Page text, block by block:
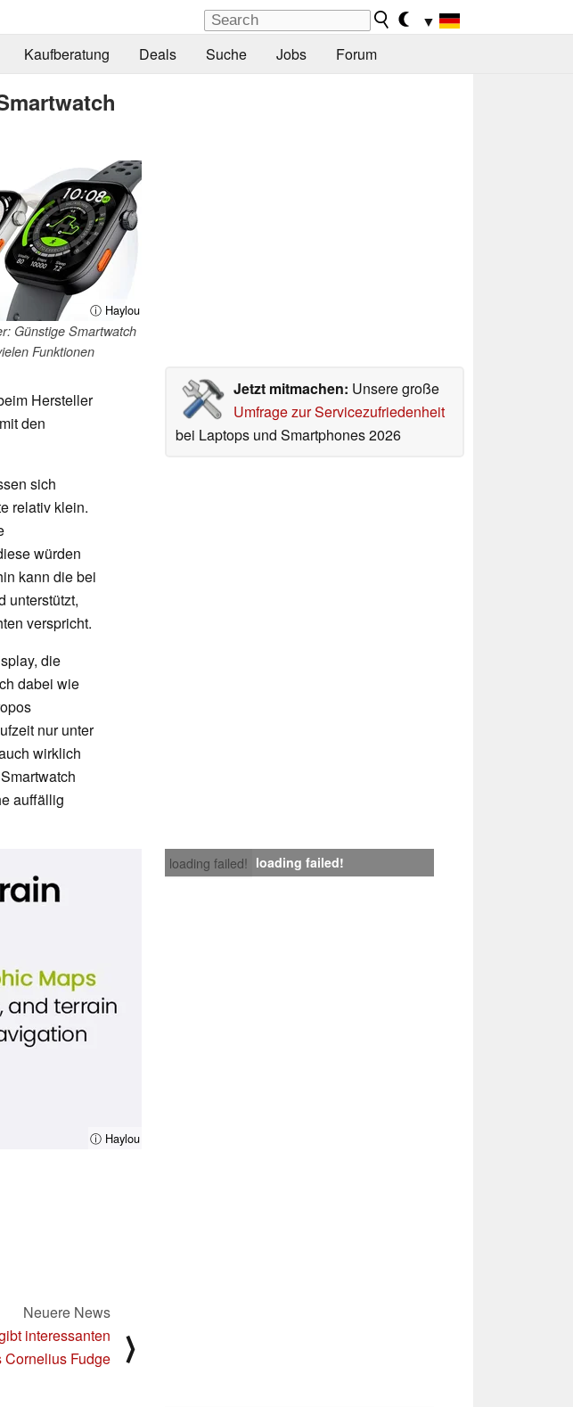
▼
Kaufberatung Deals Suche Jobs Forum
ⓘ Haylou
Günstige Smartwatch
Funktionen
Jetzt mitmachen: Unsere große
Umfrage zur Servicezufriedenheit
bei Laptops und Smartphones 2026
Hersteller
den
sich
relativ klein.
würden
kann die bei
unterstützt,
verspricht.
die
dabei wie
nur unter
wirklich
auffällig
loading failed! loading failed!
ⓘ Haylou
Neuere News
interessanten
Fudge
⟩